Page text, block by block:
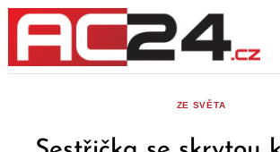
Skip
content
ZE SVĚTA